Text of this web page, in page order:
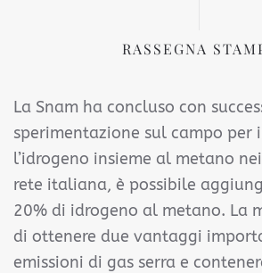
RASSEGNA
La Snam ha concluso con
sperimentazione sul campo per
l’idrogeno insieme al metano
rete italiana, è possibile
20% di idrogeno al metano. La
di ottenere due vantaggi
emissioni di gas serra e